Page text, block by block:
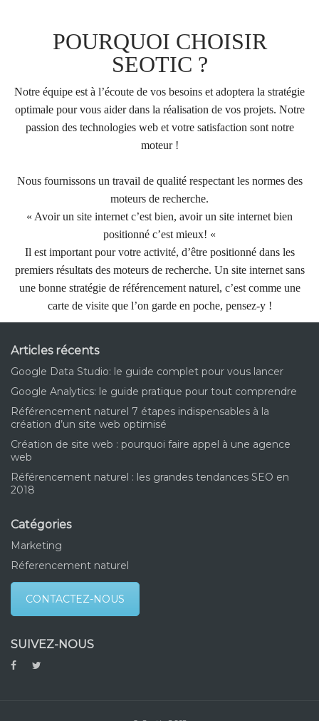
POURQUOI CHOISIR
SEOTIC ?
Notre équipe est à l’écoute de vos besoins et adoptera la stratégie
optimale pour vous aider dans la réalisation de vos projets. Notre
passion des technologies web et votre satisfaction sont notre
moteur !
Nous fournissons un travail de qualité respectant les normes des
moteurs de recherche.
« Avoir un site internet c’est bien, avoir un site internet bien
positionné c’est mieux! «
Il est important pour votre activité, d’être positionné dans les
premiers résultats des moteurs de recherche. Un site internet sans
une bonne stratégie de référencement naturel, c’est comme une
carte de visite que l’on garde en poche, pensez-y !
Articles récents
Google Data Studio: le guide complet pour vous lancer
Google Analytics: le guide pratique pour tout comprendre
Référencement naturel 7 étapes indispensables à la
création d’un site web optimisé
Création de site web : pourquoi faire appel à une agence
web
Référencement naturel : les grandes tendances SEO en
2018
Catégories
Marketing
Réferencement naturel
CONTACTEZ-NOUS
SUIVEZ-NOUS